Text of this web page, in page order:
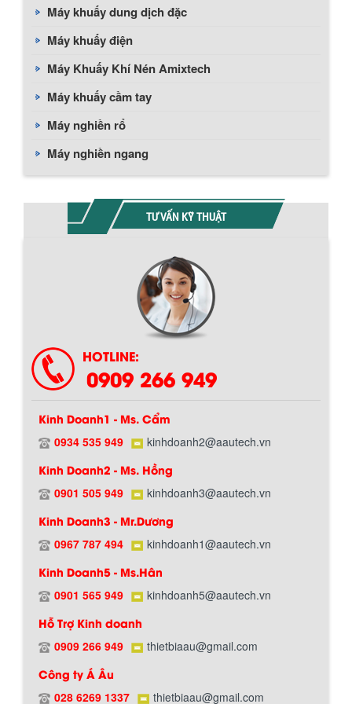
Máy khuấy dung dịch đặc
Máy khuấy điện
Máy Khuấy Khí Nén Amixtech
Máy khuấy cầm tay
Máy nghiền rổ
Máy nghiền ngang
TƯ VẤN KỸ THUẬT
HOTLINE:
0909 266 949
Kinh Doanh1 - Ms. Cẩm
0934 535 949 kinhdoanh2@aautech.vn
Kinh Doanh2 - Ms. Hồng
0901 505 949 kinhdoanh3@aautech.vn
Kinh Doanh3 - Mr.Dương
0967 787 494 kinhdoanh1@aautech.vn
Kinh Doanh5 - Ms.Hân
0901 565 949 kinhdoanh5@aautech.vn
Hỗ Trợ Kinh doanh
0909 266 949 thietbiaau@gmail.com
Công ty Á Âu
028 6269 1337 thietbiaau@gmail.com